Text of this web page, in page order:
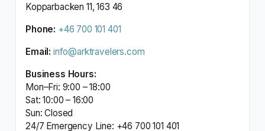
Kopparbacken 11, 163 46
Phone: +46 700 101 401
Email: info@arktravelers.com
Business Hours:
Mon–Fri: 9:00 – 18:00
Sat: 10:00 – 16:00
Sun: Closed
24/7 Emergency Line: +46 700 101 401